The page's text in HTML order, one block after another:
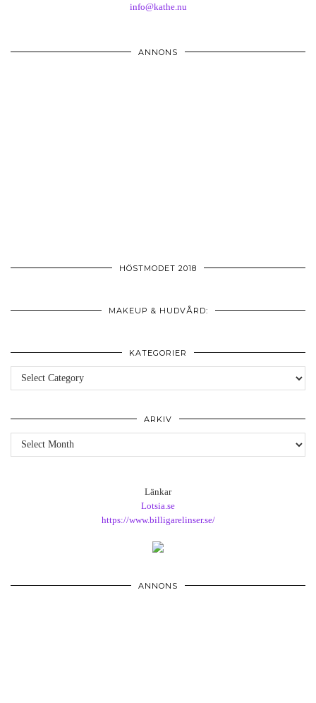
info@kathe.nu
ANNONS
HÖSTMODET 2018
MAKEUP & HUDVÅRD:
KATEGORIER
Kategorier
ARKIV
Arkiv
Länkar
Lotsia.se
https://www.billigarelinser.se/
ANNONS